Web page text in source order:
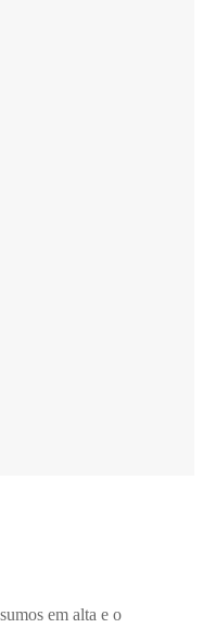
em alta e o